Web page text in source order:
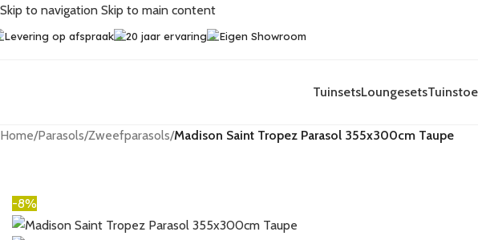
Skip to navigation Skip to main content
Levering op afspraak 20 jaar ervaring Eigen Showroom
TuinsetsLoungesets
Home/Parasols/Zweefparasols/Madison Saint Tropez Parasol 355x300cm Taupe
-8%